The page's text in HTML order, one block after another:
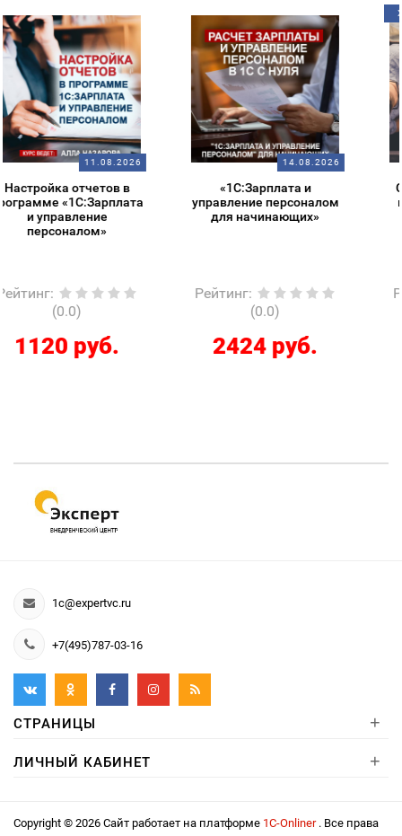
14.08.2026
«1С:Зарплата и
управление персоналом
для начинающих»
Рейтинг:
2424 руб.
ХИТ!
14.08.2026
Старт в 1С – обзорный
курс для начинающих
Рейтинг:
286 руб.
1c@expertvc.ru
+7(495)787-03-16
СТРАНИЦЫ +
ЛИЧНЫЙ КАБИНЕТ +
Copyright © 2026 Сайт работает на платформе 1С-Onliner . Все права